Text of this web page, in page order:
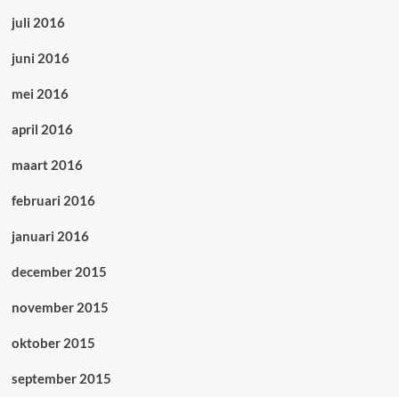
juli 2016
juni 2016
mei 2016
april 2016
maart 2016
februari 2016
januari 2016
december 2015
november 2015
oktober 2015
september 2015